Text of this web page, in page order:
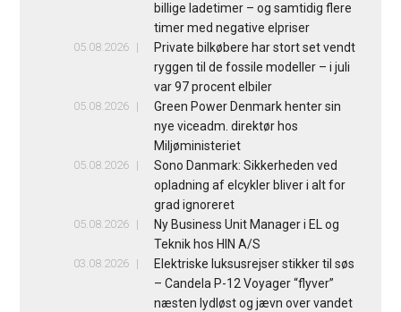
billige ladetimer – og samtidig flere
timer med negative elpriser
05.08.2026
Private bilkøbere har stort set vendt
ryggen til de fossile modeller – i juli
var 97 procent elbiler
05.08.2026
Green Power Denmark henter sin
nye viceadm. direktør hos
Miljøministeriet
05.08.2026
Sono Danmark: Sikkerheden ved
opladning af elcykler bliver i alt for
grad ignoreret
05.08.2026
Ny Business Unit Manager i EL og
Teknik hos HIN A/S
03.08.2026
Elektriske luksusrejser stikker til søs
– Candela P-12 Voyager “flyver”
næsten lydløst og jævn over vandet